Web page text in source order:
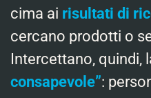
cima ai risultati di
cercano prodotti o
Intercettano, quindi,
consapevole”: